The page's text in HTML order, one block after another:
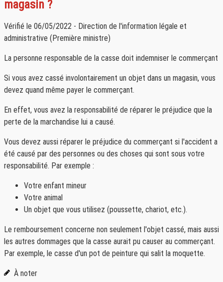
magasin ?
Vérifié le 06/05/2022 - Direction de l'information légale et
administrative (Première ministre)
La personne responsable de la casse doit indemniser le commerçant
Si vous avez cassé involontairement un objet dans un magasin, vous
devez quand même payer le commerçant.
En effet, vous avez la responsabilité de réparer le préjudice que la
perte de la marchandise lui a causé.
Vous devez aussi réparer le préjudice du commerçant si l'accident a
été causé par des personnes ou des choses qui sont sous votre
responsabilité. Par exemple :
Votre enfant mineur
Votre animal
Un objet que vous utilisez (poussette, chariot, etc.).
Le remboursement concerne non seulement l'objet cassé, mais aussi
les autres dommages que la casse aurait pu causer au commerçant.
Par exemple, le casse d'un pot de peinture qui salit la moquette.
À noter